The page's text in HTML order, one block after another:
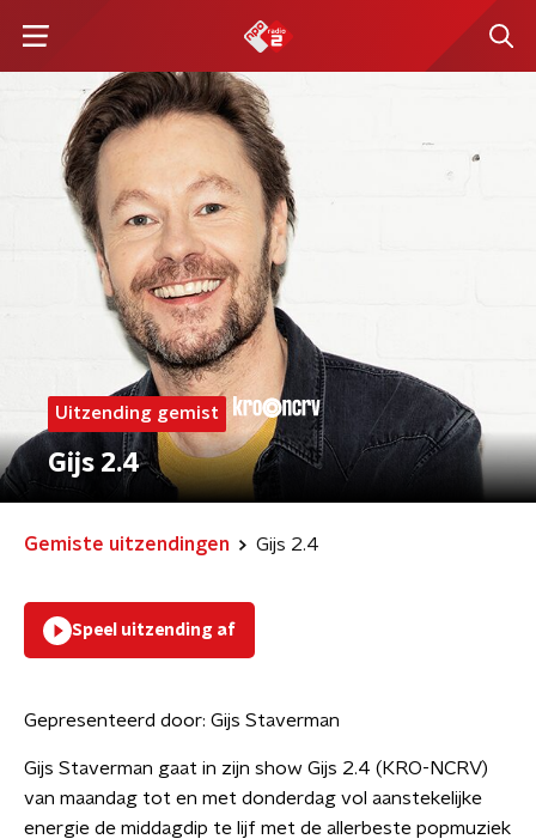
Uitzending gemist
Gijs 2.4
Gemiste uitzendingen Gijs 2.4
Speel uitzending af
Gepresenteerd door: Gijs Staverman
Gijs Staverman gaat in zijn show Gijs 2.4 (KRO-NCRV)
van maandag tot en met donderdag vol aanstekelijke
energie de middagdip te lijf met de allerbeste popmuziek